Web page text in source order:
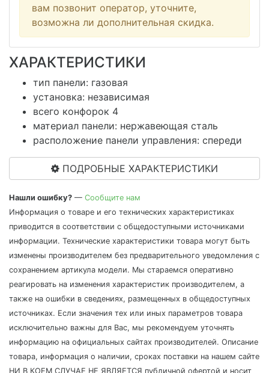
вам позвонит оператор, уточните,
возможна ли дополнительная скидка.
ХАРАКТЕРИСТИКИ
тип панели: газовая
установка: независимая
всего конфорок 4
материал панели: нержавеющая сталь
расположение панели управления: спереди
ПОДРОБНЫЕ ХАРАКТЕРИСТИКИ
Нашли ошибку? — Сообщите нам
Информация о товаре и его технических характеристиках
приводится в соответствии с общедоступными источниками
информации. Технические характеристики товара могут быть
изменены производителем без предварительного уведомления с
сохранением артикула модели. Мы стараемся оперативно
реагировать на изменения характеристик производителем, а
также на ошибки в сведениях, размещенных в общедоступных
источниках. Если значения тех или иных параметров товара
исключительно важны для Вас, мы рекомендуем уточнять
информацию на официальных сайтах производителей. Описание
товара, информация о наличии, сроках поставки на нашем сайте
НИ В КОЕМ СЛУЧАЕ НЕ ЯВЛЯЕТСЯ публичной офертой и носит